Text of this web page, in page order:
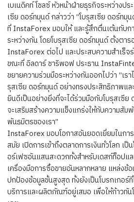
เบเนดิคท์ โชลซ์ หัวหน้าฝ่ายธุรกิจระหว่างปร
เซีย ดอร์ทมุนด์ กล่าวว่า “โบรุสเซีย ดอร์ทมุ
ที่ InstaForex มอบให้ และรู้สึกตื่นเต้นกับก
ระหว่างกัน โดยโบรุสเซีย ดอร์ทมุนด์ ตั้งตา
InstaForex ต่อไป และประสบความสำเร็จ
ขณะที่ อิลดาร์ ชาริพอฟ ประธาน
ขยายความร่วมมือระหว่างกันออกไปว่า “เ
รุสเซีย ดอร์ทมุนด์ อย่างทรงประสิทธิภาพแล
ยินดีเป็นอย่างยิ่งที่จะได้ร่วมมือกับโบรุสเซีย
จะเสริมสร้างความแข็งแกร่งให้กับความสั
พันธมิตรของเรา”
InstaForex มอบโอกาสอันยอดเยี่ยมในก
สมัย เปิดการเข้าถึงตลาดการเงินทั่วโลก เป็
อร์เฟซอันแสนสะดวกทั้งสำหรับเดสก์ท็อปแ
เครื่องมือการซื้อขายอันหลากหลาย แหล่งข้
ปกป้องข้อมูลขั้นสูงสุด ทั้งยังเป็นโบรกเกอ
บริการและผลิตภัณฑ์อยู่เสมอ เพื่อให้ก้าวทัน